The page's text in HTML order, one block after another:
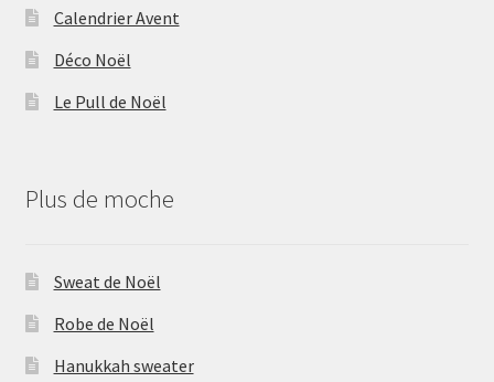
Calendrier Avent
Déco Noël
Le Pull de Noël
Plus de moche
Sweat de Noël
Robe de Noël
Hanukkah sweater